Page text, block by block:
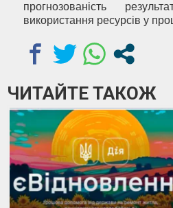
прогнозованість
використання ресурсів у
ЧИТАЙТЕ ТАКОЖ